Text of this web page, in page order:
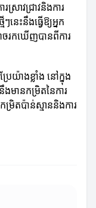
ស្រាវជ្រាវនិងការ
េះនឹងធ្វើឱ្យអ្នក
រកឃើញបានពីការ
ែយ៉ាងខ្លាំង នៅក្នុង
ងមានកម្រិតនៃការ
រិតប៉ាន់ស្មាននិងការ